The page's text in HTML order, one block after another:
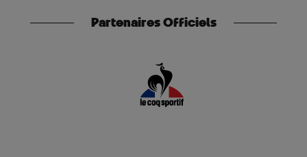
Partenaires Officiels